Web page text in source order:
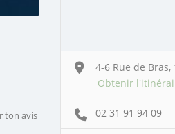
ton avis
4-6 Rue de Bras,
Obtenir
02 31 91 94 09